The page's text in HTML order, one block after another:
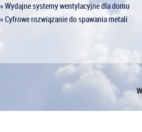
» Wydajne systemy wentylacyjne dla domu
» Cyfrowe rozwiązanie do spawania metali